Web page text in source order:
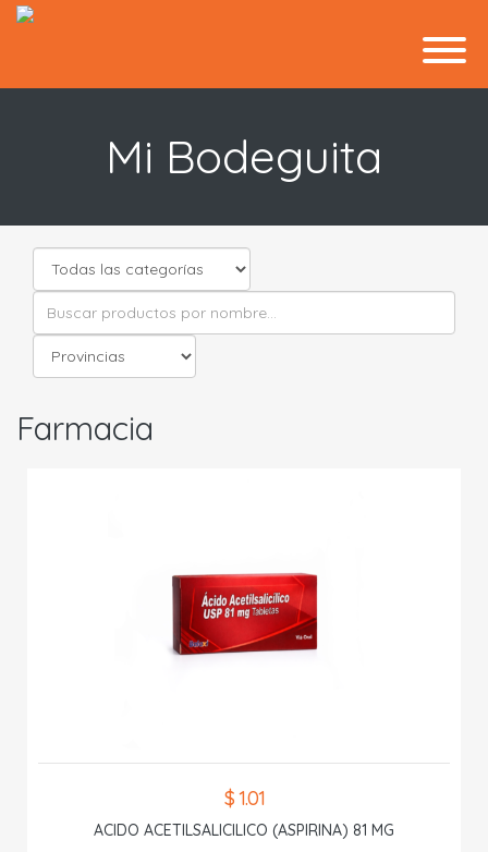
Mi Bodeguita
Farmacia
$ 1.01
ACIDO ACETILSALICILICO (ASPIRINA) 81 MG